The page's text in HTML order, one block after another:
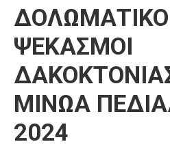
ΨΕΚΑΣΜΟΙ
ΜΙΝΩΑ
2024